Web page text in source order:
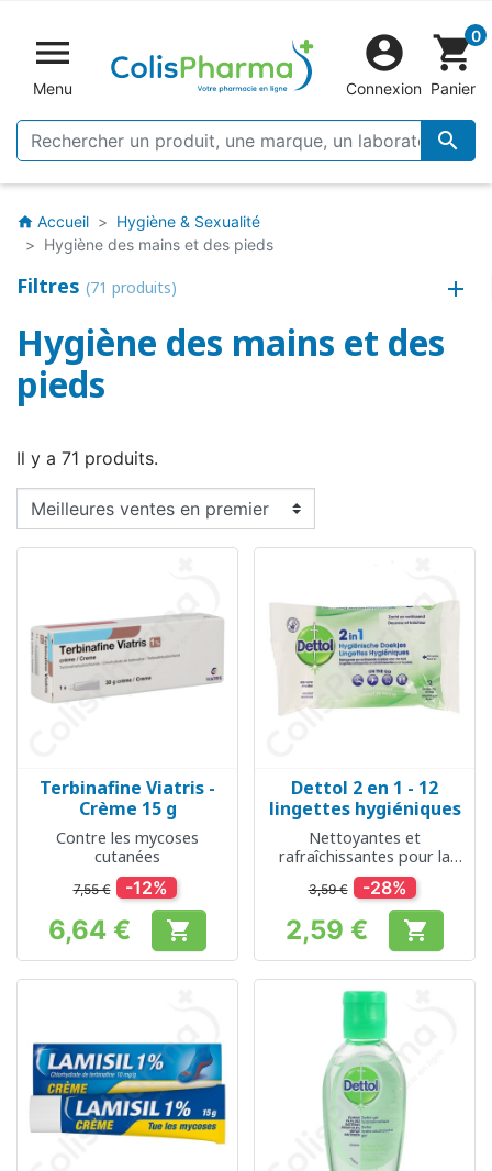

Menu


Connexion
shopping_cart0
Panier
home Accueil
Hygiène & Sexualité
Hygiène des mains et des pieds
Filtres (71 produits)
Hygiène des mains et des
pieds
Il y a 71 produits.
Terbinafine Viatris -
Crème 15 g
Contre les mycoses
cutanées
7,55 € -12%
Prix
6,64 € 
Dettol 2 en 1 - 12
lingettes hygiéniques
Nettoyantes et
rafraîchissantes pour la
peau
3,59 € -28%
Prix
2,59 € 